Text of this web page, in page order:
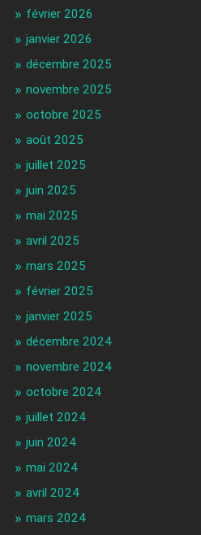
février 2026
janvier 2026
décembre 2025
novembre 2025
octobre 2025
août 2025
juillet 2025
juin 2025
mai 2025
avril 2025
mars 2025
février 2025
janvier 2025
décembre 2024
novembre 2024
octobre 2024
juillet 2024
juin 2024
mai 2024
avril 2024
mars 2024